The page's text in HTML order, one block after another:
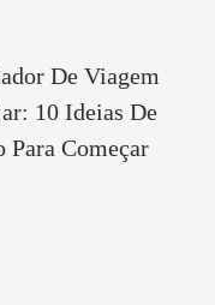
De Viagem
10 Ideias De
Para Começar